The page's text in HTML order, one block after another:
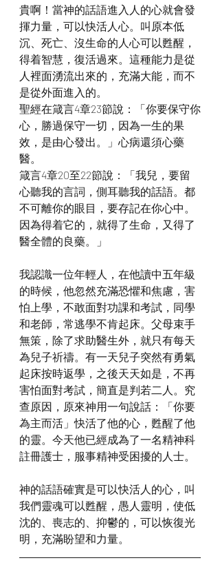
貴啊！當神的話語進入人的心就會發
揮力量，可以快活人心。叫原本低
沉、死亡、沒生命的人心可以甦醒，
得着智慧，復活過來。這種能力是從
人裡面湧流出來的，充滿大能，而不
是從外面進入的。
聖經在箴言4章23節說：「你要保守你
心，勝過保守一切，因為一生的果
效，是由心發出。」心病還須心藥
醫。
箴言4章20至22節說：「我兒，要留
心聽我的言詞，側耳聽我的話語。都
不可離你的眼目，要存記在你心中。
因為得着它的，就得了生命，又得了
醫全體的良藥。」
我認識一位年輕人，在他讀中五年級
的時候，他忽然充滿恐懼和焦慮，害
怕上學，不敢面對功課和考試，同學
和老師，常逃學不肯起床。父母束手
無策，除了求助醫生外，就只有每天
為兒子祈禱。有一天兒子突然有勇氣
起床按時返學，之後天天如是，不再
害怕面對考試，簡直是判若二人。究
查原因，原來神用一句說話：「你要
為主而活」快活了他的心，甦醒了他
的靈。今天他已經成為了一名精神科
註冊護士，服事精神受困擾的人士。
神的話語確實是可以快活人的心，叫
我們靈魂可以甦醒，愚人靈明，使低
沈的、喪志的、抑鬱的，可以恢復光
明，充滿盼望和力量。